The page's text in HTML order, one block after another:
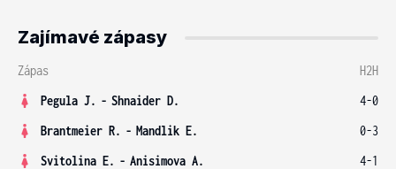
Zajímavé zápasy
Zápas
H2H
Pegula J. - Shnaider D.
4-0
Brantmeier R. - Mandlik E.
0-3
Svitolina E. - Anisimova A.
4-1